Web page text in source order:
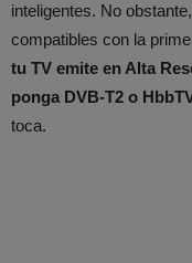
inteligentes. No
compatibles con la
tu TV emite en Alta
ponga DVB-T2 o
toca.